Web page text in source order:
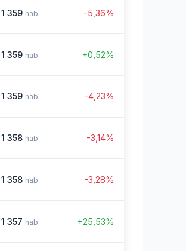
1 359 hab. -5,36%
1 359 hab. +0,52%
1 359 hab. -4,23%
1 358 hab. -3,14%
1 358 hab. -3,28%
1 357 hab. +25,53%